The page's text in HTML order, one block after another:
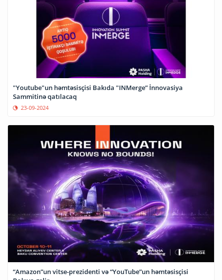
"Youtube"un həmtəsisçisi Bakıda "INMerge” İnnovasiya
Sammitinə qatılacaq
23-09-2024
“Amazon”un vitse-prezidenti və “YouTube”un həmtəsisçisi